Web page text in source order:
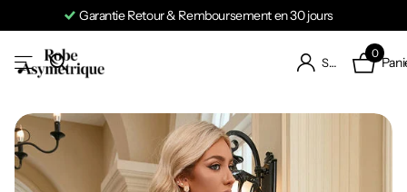
Garantie Retour & Remboursement en 30 jours
S'identifier
0